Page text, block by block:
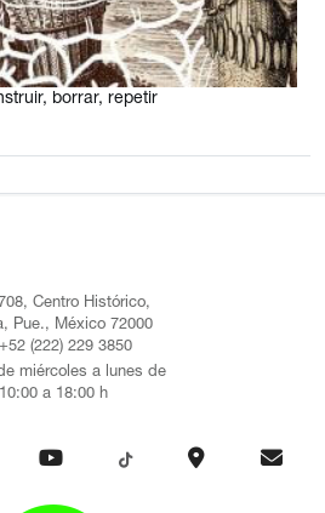
borrar, repetir
Centro Histórico,
Pue., México 72000
+52 (222) 229 3850
miércoles a lunes de
10:00 a 18:00 h